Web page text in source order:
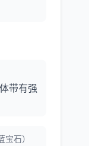
带有强
石）